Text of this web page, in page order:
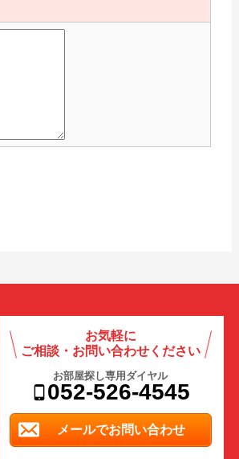
お気軽に
ご相談・お問い合わせください
お部屋探し専用ダイヤル
052-526-4545
メールでお問い合わせ